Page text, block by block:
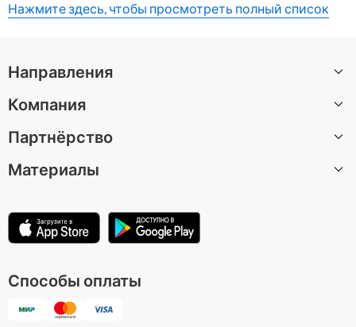
Нажмите здесь, чтобы просмотреть полный список
Направления
Все направления
Компания
О нас
Вакансии
Условия использования
Партнёрство
Стать автором экскурсии
Для музеев и достопримечательностей
Материалы
Способы оплаты